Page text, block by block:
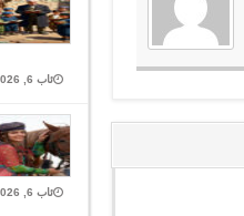
ئاب 6, 2026
ئاب 6, 2026